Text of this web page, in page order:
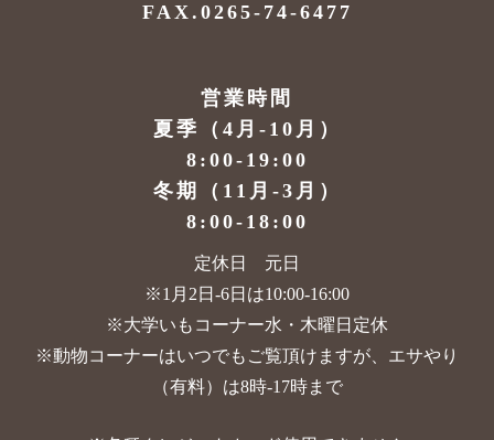
FAX.0265-74-6477
営業時間
夏季（4月-10月）
8:00-19:00
冬期（11月-3月）
8:00-18:00
定休日 元日
※1月2日-6日は10:00-16:00
※大学いもコーナー水・木曜日定休
※動物コーナーはいつでもご覧頂けますが、 エサやり
（有料）は8時-17時まで